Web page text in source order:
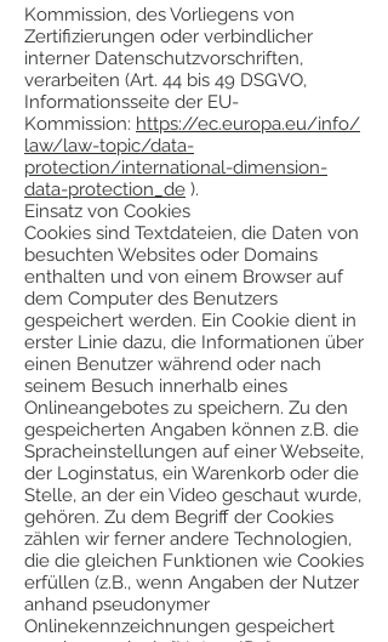
Kommission, des Vorliegens von
Zertifizierungen oder verbindlicher
interner Datenschutzvorschriften,
verarbeiten (Art. 44 bis 49 DSGVO,
Informationsseite der EU-
Kommission: https://ec.europa.eu/info/
law/law-topic/data-
protection/international-dimension-
data-protection_de ).
Einsatz von Cookies
Cookies sind Textdateien, die Daten von
besuchten Websites oder Domains
enthalten und von einem Browser auf
dem Computer des Benutzers
gespeichert werden. Ein Cookie dient in
erster Linie dazu, die Informationen über
einen Benutzer während oder nach
seinem Besuch innerhalb eines
Onlineangebotes zu speichern. Zu den
gespeicherten Angaben können z.B. die
Spracheinstellungen auf einer Webseite,
der Loginstatus, ein Warenkorb oder die
Stelle, an der ein Video geschaut wurde,
gehören. Zu dem Begriff der Cookies
zählen wir ferner andere Technologien,
die die gleichen Funktionen wie Cookies
erfüllen (z.B., wenn Angaben der Nutzer
anhand pseudonymer
Onlinekennzeichnungen gespeichert